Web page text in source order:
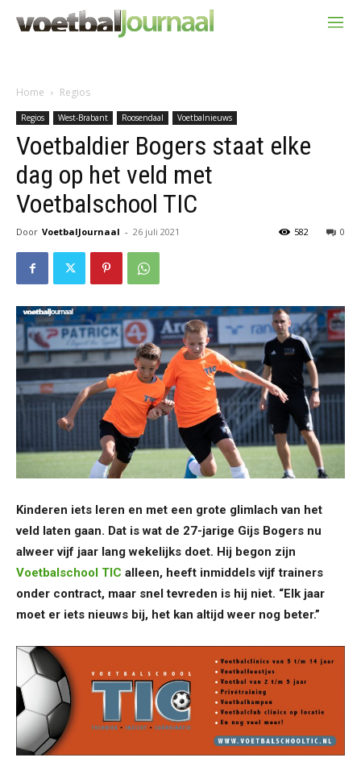
Home Regios
Regios West-Brabant Roosendaal Voetbalnieuws
Voetbaldier Bogers staat elke
dag op het veld met
Voetbalschool TIC
Door VoetbalJournaal - 26 juli 2021 0
582
Kinderen iets leren en met een grote glimlach van het
veld laten gaan. Dat is wat de 27-jarige Gijs Bogers nu
alweer vijf jaar lang wekelijks doet. Hij begon zijn
Voetbalschool TIC alleen, heeft inmiddels vijf trainers
onder contract, maar snel tevreden is hij niet. “Elk jaar
moet er iets nieuws bij, het kan altijd weer nog beter.”